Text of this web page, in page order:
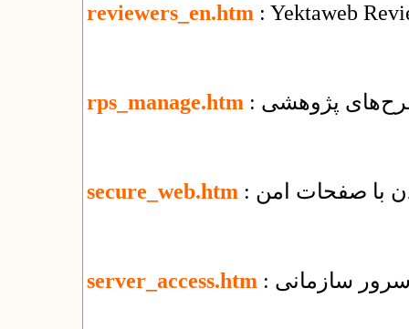
reviewers_en.htm : Yektaweb
rps_manage.htm پژوهشی
secure_web.htm
server_access.htm سرور سازمانی